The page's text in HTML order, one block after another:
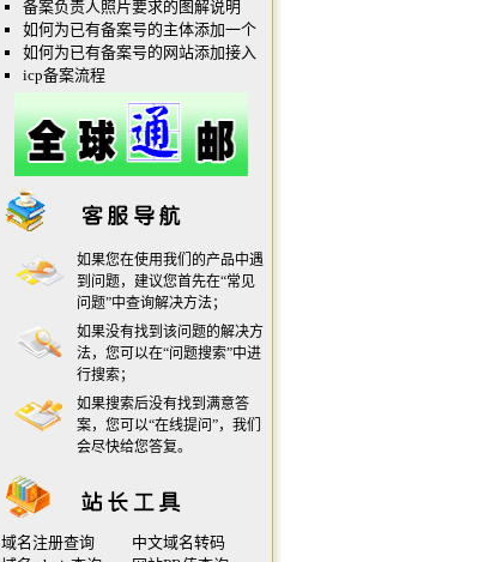
备案负责人照片要求的图解说明
如何为已有备案号的主体添加一个
如何为已有备案号的网站添加接入
icp备案流程
如果您在使用我们的产品中遇
到问题，建议您首先在“常见
问题”中查询解决方法；
如果没有找到该问题的解决方
法，您可以在“问题搜索”中进
行搜索；
如果搜索后没有找到满意答
案，您可以“在线提问 ”，我们
会尽快给您答复。
域名注册查询
中文域名转码